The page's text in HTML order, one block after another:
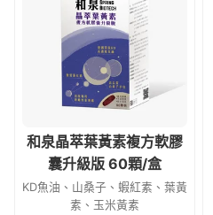
和泉晶萃葉黃素複方軟膠
囊升級版 60顆/盒
KD魚油、山桑子、蝦紅素、葉黃
素、玉米黃素